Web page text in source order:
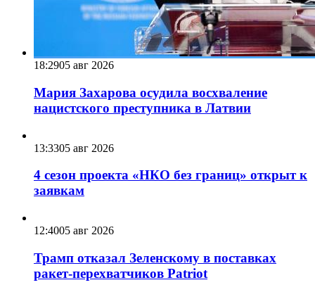
18:2905 авг 2026
Мария Захарова осудила восхваление
нацистского преступника в Латвии
13:3305 авг 2026
4 сезон проекта «НКО без границ» открыт к
заявкам
12:4005 авг 2026
Трамп отказал Зеленскому в поставках
ракет-перехватчиков Patriot